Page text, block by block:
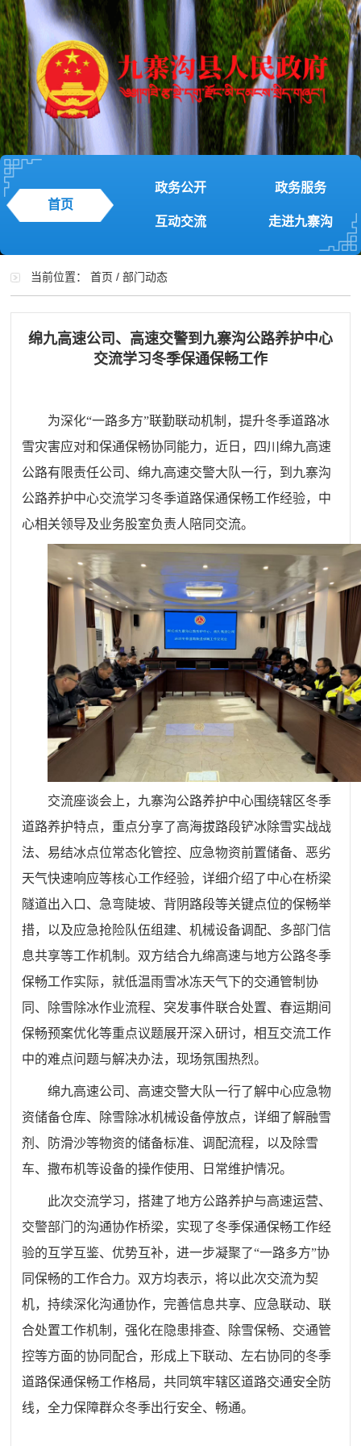
首页
政务公开 政务服务
互动交流 走进九寨沟
当前位置：首页 /部门动态
绵九高速公司、高速交警到九寨沟公路养护中心
交流学习冬季保通保畅工作
为深化“一路多方”联勤联动机制，提升冬季道路冰
雪灾害应对和保通保畅协同能力，近日，四川绵九高速
公路有限责任公司、绵九高速交警大队一行，到九寨沟
公路养护中心交流学习冬季道路保通保畅工作经验，中
心相关领导及业务股室负责人陪同交流。
交流座谈会上，九寨沟公路养护中心围绕辖区冬季
道路养护特点，重点分享了高海拔路段铲冰除雪实战战
法、易结冰点位常态化管控、应急物资前置储备、恶劣
天气快速响应等核心工作经验，详细介绍了中心在桥梁
隧道出入口、急弯陡坡、背阴路段等关键点位的保畅举
措，以及应急抢险队伍组建、机械设备调配、多部门信
息共享等工作机制。双方结合九绵高速与地方公路冬季
保畅工作实际，就低温雨雪冰冻天气下的交通管制协
同、除雪除冰作业流程、突发事件联合处置、春运期间
保畅预案优化等重点议题展开深入研讨，相互交流工作
中的难点问题与解决办法，现场氛围热烈。
绵九高速公司、高速交警大队一行了解中心应急物
资储备仓库、除雪除冰机械设备停放点，详细了解融雪
剂、防滑沙等物资的储备标准、调配流程，以及除雪
车、撒布机等设备的操作使用、日常维护情况。
此次交流学习，搭建了地方公路养护与高速运营、
交警部门的沟通协作桥梁，实现了冬季保通保畅工作经
验的互学互鉴、优势互补，进一步凝聚了“一路多方”协
同保畅的工作合力。双方均表示，将以此次交流为契
机，持续深化沟通协作，完善信息共享、应急联动、联
合处置工作机制，强化在隐患排查、除雪保畅、交通管
控等方面的协同配合，形成上下联动、左右协同的冬季
道路保通保畅工作格局，共同筑牢辖区道路交通安全防
线，全力保障群众冬季出行安全、畅通。